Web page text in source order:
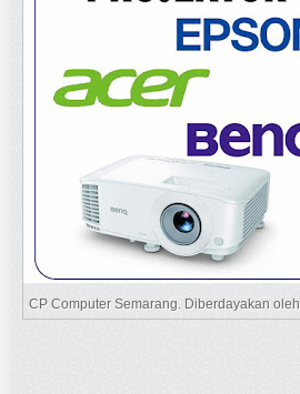
CP Computer Semarang. Diberdayakan oleh